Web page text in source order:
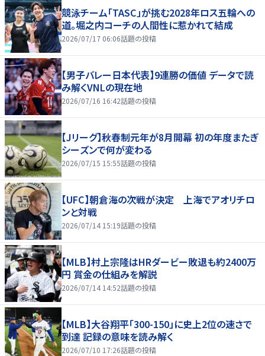
競泳チーム「TASC」が挑む2028年ロス五輪への
道。堀之内コーチの人間性に惹かれて結成
2026/07/17 06:06話題の投稿
【男子バレー日本代表】9連勝の価値 データで読
み解くVNLの現在地
2026/07/16 16:42話題の投稿
【Jリーグ】秋春制元年が8月開幕 初の年度またぎ
シーズンで何が変わる
2026/07/15 15:55話題の投稿
【UFC】朝倉海の次戦が決定 上海でアオリチロ
ンと対戦
2026/07/14 15:19話題の投稿
【MLB】村上宗隆はHRダービー敗退も約2400万
円 賞金の仕組みを解説
2026/07/14 14:52話題の投稿
【MLB】大谷翔平「300-150」に史上2位の速さで
到達 記録の意味を読み解く
2026/07/10 17:26話題の投稿